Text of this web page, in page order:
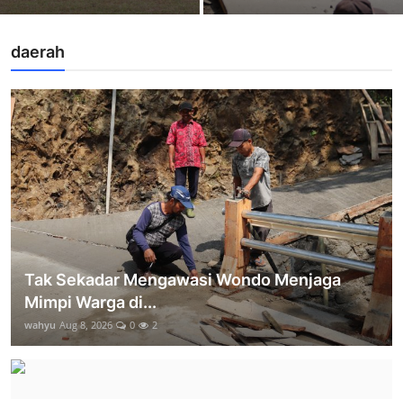
daerah
Tak Sekadar Mengawasi Wondo Menjaga
Mimpi Warga di...
wahyu Aug 8, 2026 0 2